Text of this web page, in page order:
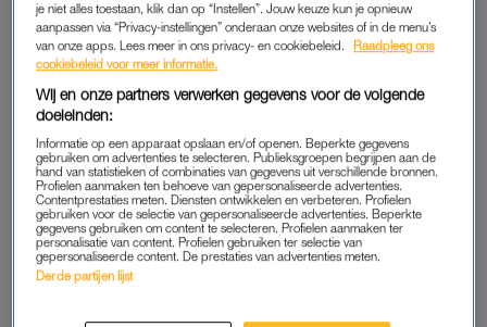
Ze vervolgt de post optimistisch. ‘Gelukkig leven we in een
wereld waarin superveel mogelijk is als het gaat om kindjes
krijgen. En gelukkig heb ik een partner die mij door dik en dun
overal doorheen sleept. Dit is ons avontuur en we staan er heel
positief in.’
TABOE
Kim legt daarna uit waarom ze deze boodschap graag wil
delen. ‘Het is ten eerste een groot doel in mijn leven om
moeder te worden. Daarnaast heb ik gemerkt dat het best nog
je niet alles toestaan, klik dan op “Instellen”. Jouw keuze kun je opnieuw
aanpassen via “Privacy-instellingen” onderaan onze websites of in de menu’s
van onze apps. Lees meer in ons privacy- en cookiebeleid.
Raadpleeg ons
cookiebeleid voor meer informatie.
Wij en onze partners verwerken gegevens voor de volgende
doeleinden:
Informatie op een apparaat opslaan en/of openen. Beperkte gegevens
gebruiken om advertenties te selecteren. Publieksgroepen begrijpen aan de
hand van statistieken of combinaties van gegevens uit verschillende bronnen.
Profielen aanmaken ten behoeve van gepersonaliseerde advertenties.
Contentprestaties meten. Diensten ontwikkelen en verbeteren. Profielen
gebruiken voor de selectie van gepersonaliseerde advertenties. Beperkte
gegevens gebruiken om content te selecteren. Profielen aanmaken ter
personalisatie van content. Profielen gebruiken ter selectie van
gepersonaliseerde content. De prestaties van advertenties meten.
Derde partijen lijst